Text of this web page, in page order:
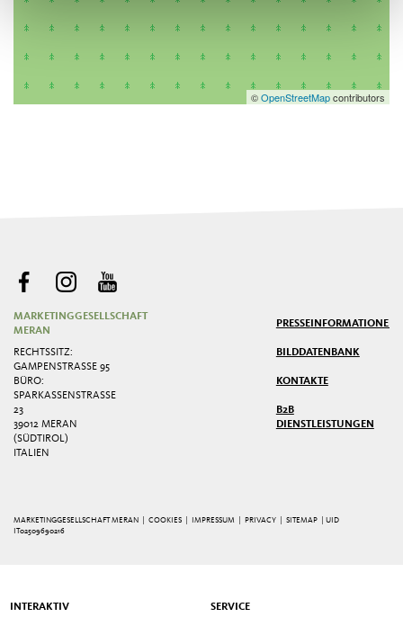
©OpenStreetMapcontributors
MARKETINGGESELLSCHAFT
MERAN
RECHTSSITZ:
GAMPENSTRASSE 95
BÜRO:
SPARKASSENSTRASSE 2
3
39012 MERAN
(SÜDTIROL)
ITALIEN
PRESSEINFORMATIONEN
BILDDATENBANK
KONTAKTE
B2B
DIENSTLEISTUNGEN
MARKETINGGESELLSCHAFT MERAN | COOKIES IMPRESSUM PRIVACY |SITEMAP
| UID
IT02509690216
INTERAKTIV SERVICE